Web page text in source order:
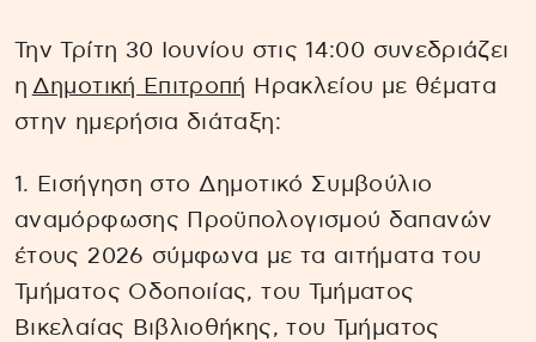
Την Τρίτη 30 Ιουνίου στις 14:00 συνεδριάζει
η Δημοτική Επιτροπή Ηρακλείου με θέματα
στην ημερήσια διάταξη:
1. Εισήγηση στο Δημοτικό Συμβούλιο
αναμόρφωσης Προϋπολογισμού δαπανών
έτους 2026 σύμφωνα με τα αιτήματα του
Τμήματος Οδοποιίας, του Τμήματος
Βικελαίας Βιβλιοθήκης, του Τμήματος